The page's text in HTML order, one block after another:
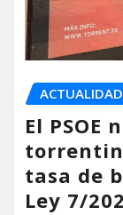
ACTUALIDAD
El PSOE
tasa de
Ley 7/